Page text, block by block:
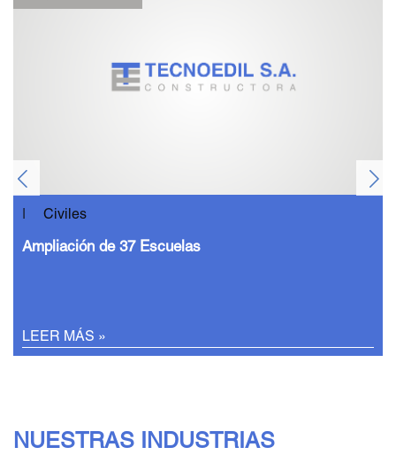
| Civiles
Ampliación de 37 Escuelas
LEER MÁS »
NUESTRAS INDUSTRIAS